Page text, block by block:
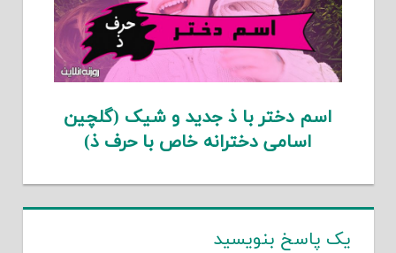
اسم دختر با ذ جدید و شیک (گلچین
اسامی دخترانه خاص با حرف ذ)
یک پاسخ بنویسید